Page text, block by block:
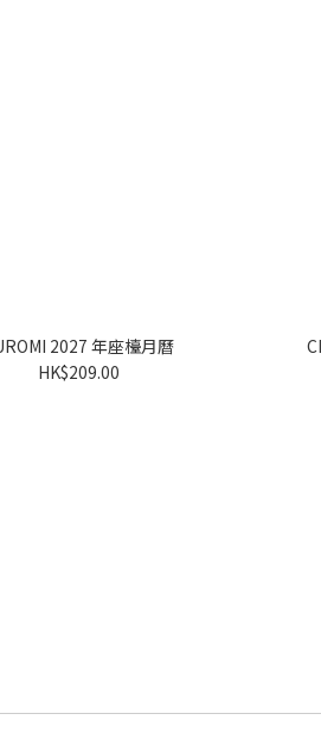
KUROMI 2027 年座檯月曆
HK$209.00